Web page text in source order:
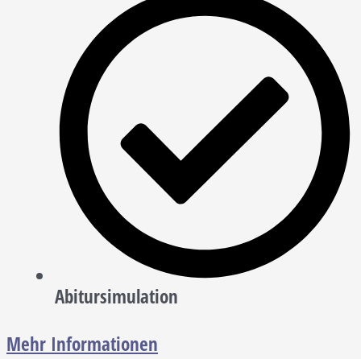
Abitursimulation
Mehr Informationen